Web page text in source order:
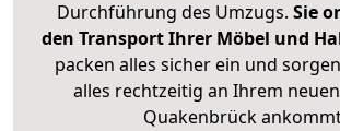
Durchführung des Umzugs. Sie
den Transport Ihrer Möbel und
packen alles sicher ein und
alles rechtzeitig an Ihrem
Quakenbrück